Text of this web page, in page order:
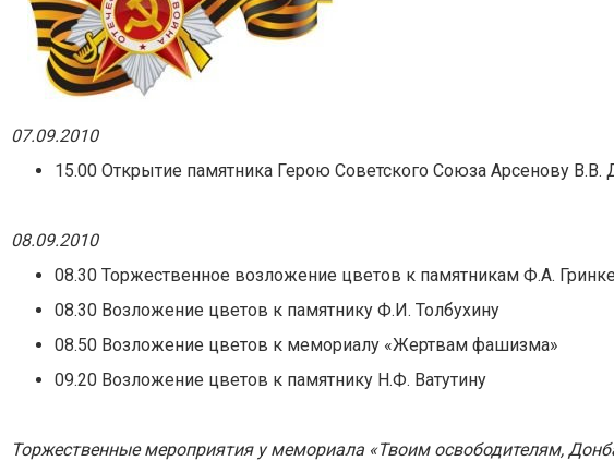
07.09.2010
15.00 Открытие памятника Герою Советского Союза Арсенову
08.09.2010
08.30 Торжественное возложение цветов к памятникам Ф.А.
08.30 Возложение цветов к памятнику Ф.И. Толбухину
08.50 Возложение цветов к мемориалу «Жертвам фашизма»
09.20 Возложение цветов к памятнику Н.Ф. Ватутину
Торжественные мероприятия у мемориала «Твоим освободителям,